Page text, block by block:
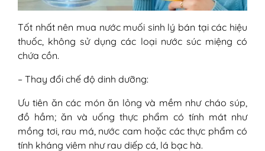
Tốt nhất nên mua nước muối sinh lý bán tại các hiệu
thuốc, không sử dụng các loại nước súc miệng có
chứa cồn.
– Thay đổi chế độ dinh dưỡng:
Ưu tiên ăn các món ăn lỏng và mềm như cháo súp,
đồ hầm; ăn và uống thực phẩm có tính mát như
mồng tơi, rau má, nước cam hoặc các thực phẩm có
tính kháng viêm như rau diếp cá, lá bạc hà.